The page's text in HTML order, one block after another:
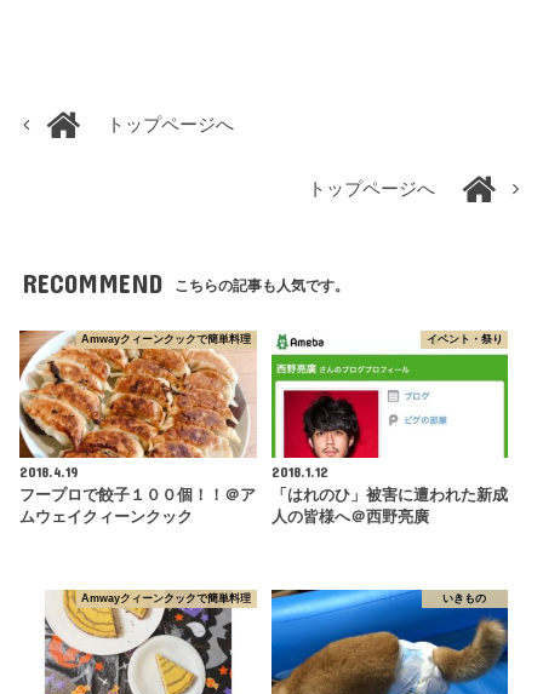
トップページへ
トップページへ
RECOMMEND こちらの記事も人気です。
Amwayクィーンクックで簡単料理
2018.4.19
フープロで餃子１００個！！＠ア
ムウェイクィーンクック
イベント・祭り
2018.1.12
「はれのひ」被害に遭われた新成
人の皆様へ＠西野亮廣
Amwayクィーンクックで簡単料理 いきもの